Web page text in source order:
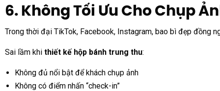
6. Không Tối Ưu Cho Chụp
Trong thời đại TikTok, Facebook, Instagram, bao bì đẹp đồng
Sai lầm khi thiết kế hộp bánh trung thu:
Không đủ nổi bật để khách chụp ảnh
Không có điểm nhấn “check-in”